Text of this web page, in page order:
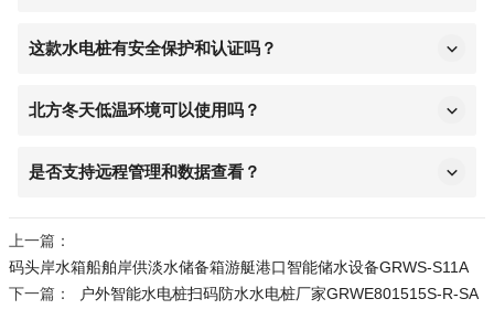
不易损坏，寿命更长。
这款水电桩有安全保护和认证吗？
准，工程项目可放心使用。
北方冬天低温环境可以使用吗？
冬季户外使用不易冻裂。
是否支持远程管理和数据查看？
统一运维管理。
上一篇：
码头岸水箱船舶岸供淡水储备箱游艇港口智能储水设备GRWS-S11A
下一篇：
户外智能水电桩扫码防水水电桩厂家GRWE801515S-R-SA